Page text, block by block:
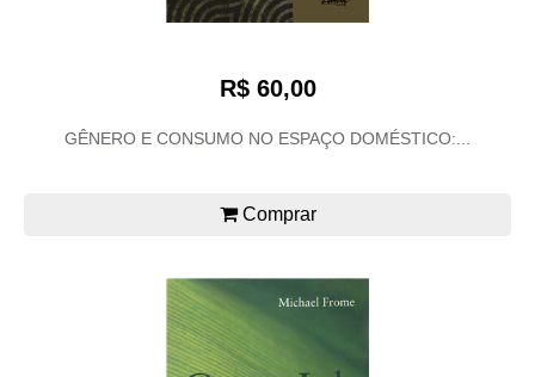
R$ 60,00
GÊNERO E CONSUMO NO ESPAÇO DOMÉSTICO:...
Comprar